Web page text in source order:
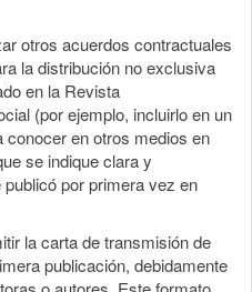
otros acuerdos contractuales
la distribución no exclusiva
en la Revista
(por ejemplo, incluirlo en un
conocer en otros medios en
se indique clara y
por primera vez en
la carta de transmisión de
publicación, debidamente